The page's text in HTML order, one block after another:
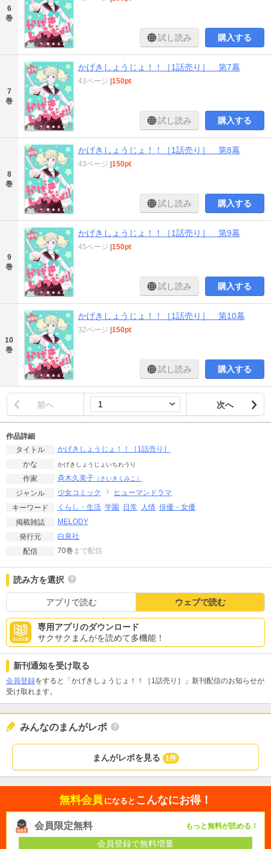
6
巻
試し読み 購入する
7
巻
かげきしょうじょ！！［1話売り］ 第7幕
43ページ |150pt
試し読み 購入する
8
巻
かげきしょうじょ！！［1話売り］ 第8幕
43ページ |150pt
試し読み 購入する
9
巻
かげきしょうじょ！！［1話売り］ 第9幕
45ページ |150pt
試し読み 購入する
10
巻
かげきしょうじょ！！［1話売り］ 第10幕
32ページ |150pt
試し読み 購入する
前へ 次へ
作品詳細
タイトル
かげきしょうじょ！！［1話売り］
かな
かげきしょうじょいちわうり
作家 斉木久美子 （さいきくみこ）
ジャンル 少女コミック
ヒューマンドラマ
キーワード
くらし・生活 学園 日常 人情 俳優・女優
掲載雑誌
MELODY
発行元
白泉社
配信
70巻 まで配信
読み方を選択
アプリで読む ウェブで読む
専用アプリのダウンロード
サクサクまんがを読めて多機能！
新刊通知を受け取る
会員登録をすると「かげきしょうじょ！！［1話売り］」新刊配信のお知らせが
受け取れます。
みんなのまんがレポ
まんがレポを見る 1件
無料会員 になると こんなにお得！
会員限定無料 もっと無料が読める！
会員登録で無料増量